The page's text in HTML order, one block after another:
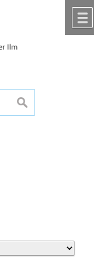
suchen